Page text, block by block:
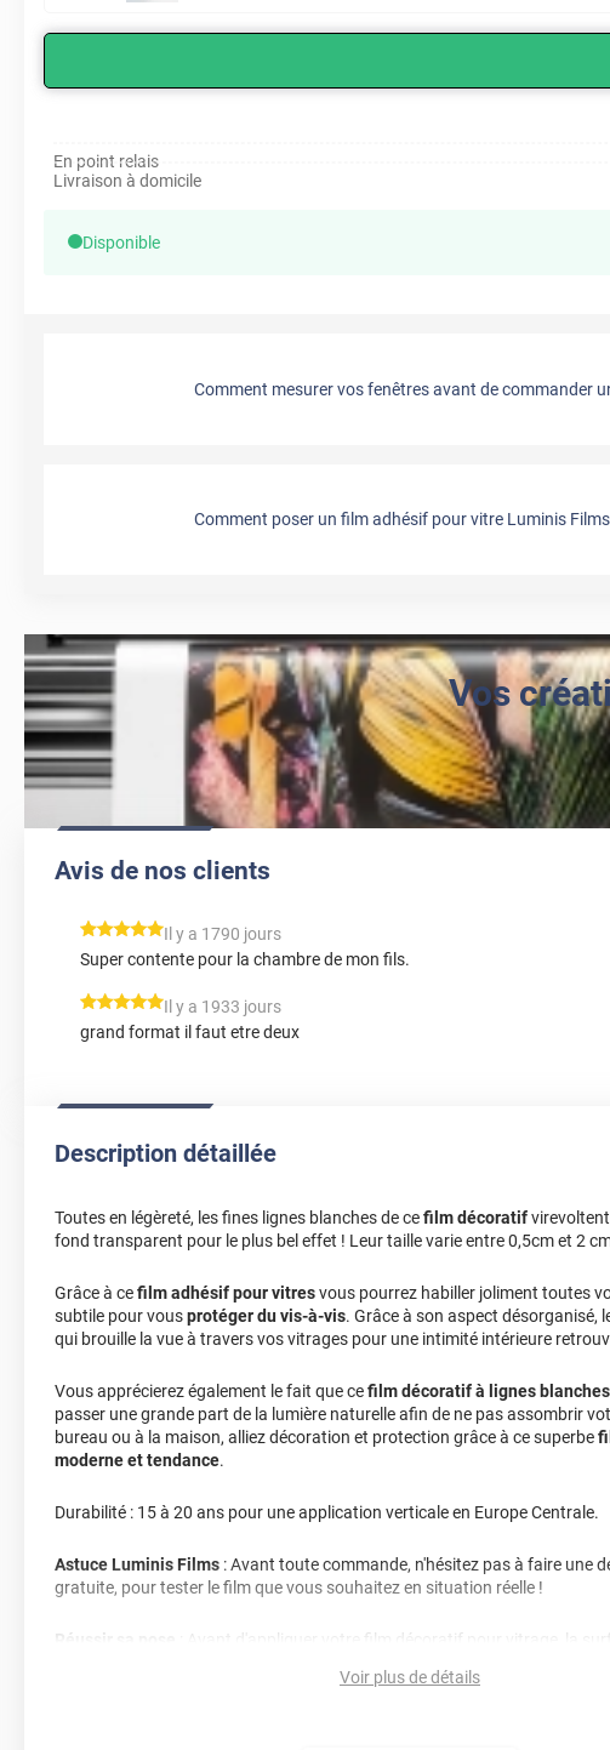
En point relais
Livraison à domicile
Disponible
Comment mesurer vos fenêtres avant de commander
Comment poser un film adhésif pour vitre Luminis Films
Vos
Avis de nos clients
*****
Il y a 1790 jours
Super contente pour la chambre de mon fils.
*****
Il y a 1933 jours
grand format il faut etre deux
Description détaillée
Toutes en légèreté, les fines lignes blanches de cefilm décoratif
fond transparent pour le plus bel effet ! Leur taille varie entre 0,5cm et 2
Grâce à cefilm adhésif pour vitresvous pourrez habiller joliment toutes
subtile pour vousprotéger du vis-à-vis. Grâce à son aspect désorganisé,
qui brouille la vue à travers vos vitrages pour une intimité intérieure
Vous apprécierez également le fait que cefilm décoratif à lignes
passer une grande part de la lumière naturelle afin de ne pas assombrir
bureau ou à la maison, alliez décoration et protection grâce à ce superbe
moderne et tendance.
Durabilité : 15 à 20 ans pour une application verticale en Europe Centrale.
Astuce Luminis Films : Avant toute commande, n'hésitez pas à faire une
gratuite, pour tester le film que vous souhaitez en situation réelle !
Réussir sa pose
: Avant d'appliquer votre film décoratif pour vitrage, la
Voir plus de détails